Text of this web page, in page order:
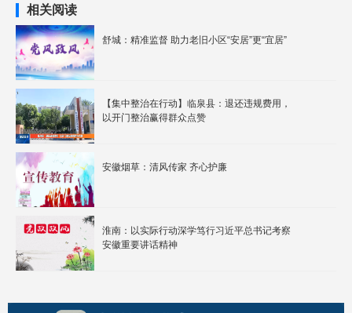
相关阅读
舒城：精准监督 助力老旧小区“安居”更“宜居”
【集中整治在行动】临泉县：退还违规费用，
以开门整治赢得群众点赞
安徽烟草：清风传家 齐心护廉
淮南：以实际行动深学笃行习近平总书记考察
安徽重要讲话精神